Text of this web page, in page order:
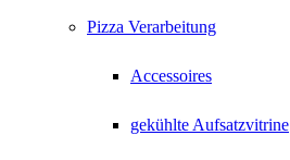
Pizza Verarbeitung
Accessoires
gekühlte Aufsatzvitrine